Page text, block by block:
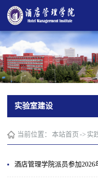
实验室建设
当前位置： 本站首页 -> 实